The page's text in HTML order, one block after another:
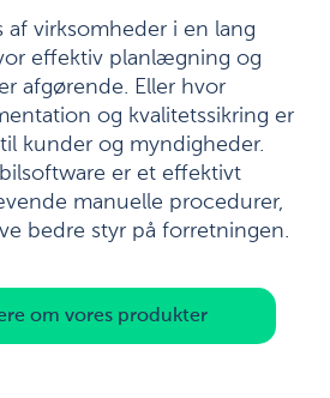
af virksomheder i en lang
effektiv planlægning og
afgørende. Eller hvor
og kvalitetssikring er
kunder og myndigheder.
er et effektivt
manuelle procedurer,
bedre styr på forretningen.
om vores produkter